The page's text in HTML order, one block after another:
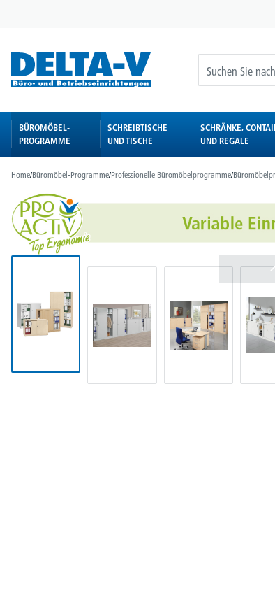
BÜROMÖBEL-
PROGRAMME
SCHREIBTISCHE
UND TISCHE
SCHRÄNKE,
UND REGALE
Home/Büromöbel-Programme/Professionelle Büromöbelprogramme/